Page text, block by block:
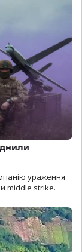
ураження
middle strike.